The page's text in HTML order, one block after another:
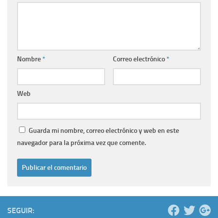
Nombre* Correo electrónico*
Web
Guarda mi nombre, correo electrónico y web en este
navegador para la próxima vez que comente.
SEGUIR: